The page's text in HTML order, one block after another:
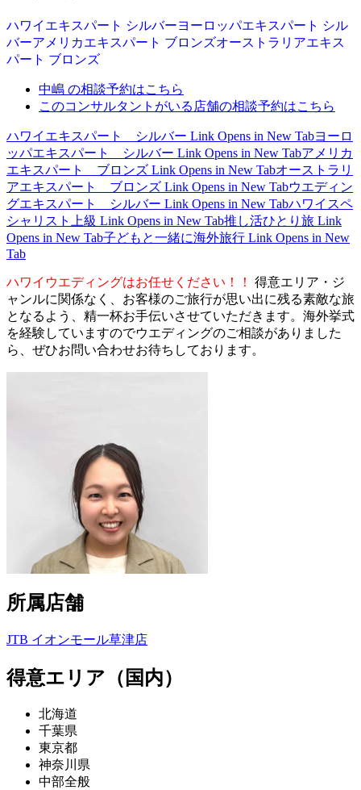
ハワイ エキスパート シルバーヨーロッパエキスパート シル
バーアメリカエキスパート ブロンズオーストラリアエキス
パート ブロンズ
中嶋 の相談予約はこちら
このコンサルタントがいる店舗の相談予約はこちら
ハワイエキスパート シルバー Link Opens in New Tabヨーロ
ッパエキスパート シルバー Link Opens in New Tabアメリカ
エキスパート ブロンズ Link Opens in New Tabオーストラリ
アエキスパート ブロンズ Link Opens in New Tabウエディン
グエキスパート シルバー Link Opens in New Tabハワイスペ
シャリスト上級 Link Opens in New Tab推し活ひとり旅 Link
Opens in New Tab子どもと一緒に海外旅行 Link Opens in New
Tab
ハワイウエディングはお任せください！！
得意エリア・ジ
ャンルに関係なく、お客様のご旅行が思い出に残る素敵な旅
となるよう、精一杯お手伝いさせていただきます。海外挙式
を経験していますのでウエディングのご相談がありました
ら、ぜひお問い合わせお待ちしております。
所属店舗
JTB イオンモール草津店
得意エリア（国内）
北海道
千葉県
東京都
神奈川県
中部全般